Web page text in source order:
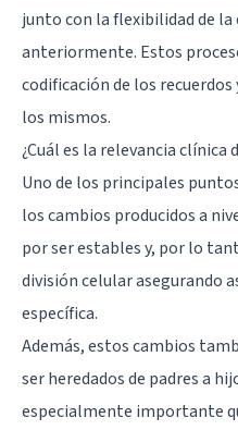
junto con la flexibilidad de
anteriormente. Estos
codificación de los
los mismos.
¿Cuál es la relevancia
Uno de los principales
los cambios producidos a
por ser estables y, por lo
división celular asegurando
específica.
Además, estos cambios
ser heredados de padres a
especialmente importante